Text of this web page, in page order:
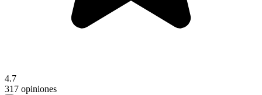
4.7
317 opiniones